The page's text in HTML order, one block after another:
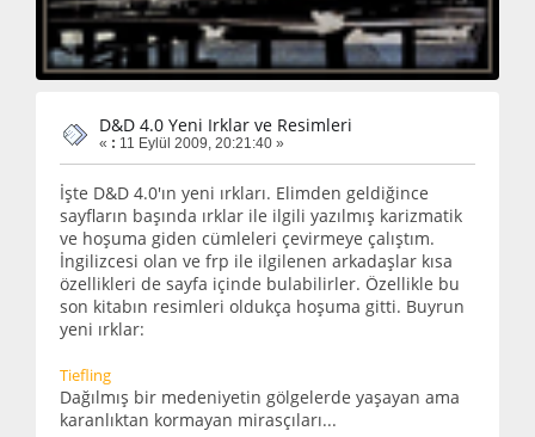
D&D 4.0 Yeni Irklar ve Resimleri
« : 11 Eylül 2009, 20:21:40 »
İşte D&D 4.0'ın yeni ırkları. Elimden geldiğince
sayfların başında ırklar ile ilgili yazılmış karizmatik
ve hoşuma giden cümleleri çevirmeye çalıştım.
İngilizcesi olan ve frp ile ilgilenen arkadaşlar kısa
özellikleri de sayfa içinde bulabilirler. Özellikle bu
son kitabın resimleri oldukça hoşuma gitti. Buyrun
yeni ırklar:
Tiefling
Dağılmış bir medeniyetin gölgelerde yaşayan ama
karanlıktan kormayan mirasçıları...